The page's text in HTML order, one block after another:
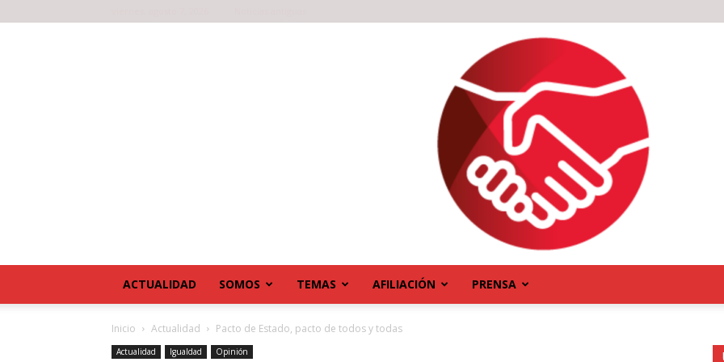
ACTUALIDAD SOMOS TEMAS AFILIACIÓN PRENSA
Inicio Actualidad Pacto de Estado, pacto de todos y todas
Actualidad Igualdad Opinión